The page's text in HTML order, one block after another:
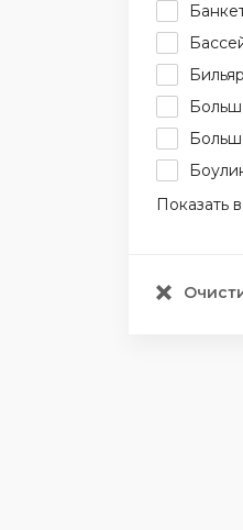
Показать